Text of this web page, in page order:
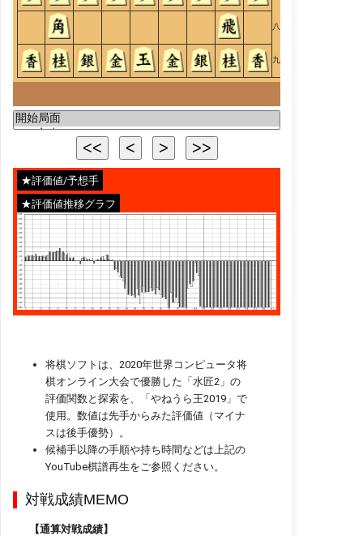
八
九
★評価値/予想手
★評価値推移グラフ
将棋ソフトは、2020年世界コンピュータ将
棋オンライン大会で優勝した「水匠2」の
評価関数と探索を、「やねうら王2019」で
使用。数値は先手からみた評価値（マイナ
スは後手優勢）。
候補手以降の手順や持ち時間などは上記の
YouTube棋譜再生をご参照ください。
対戦成績MEMO
【通算対戦成績】